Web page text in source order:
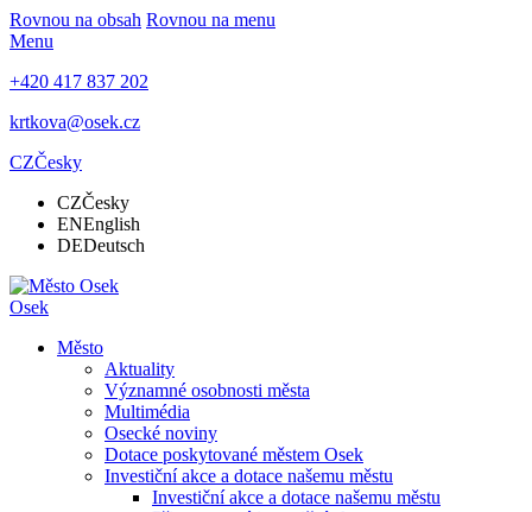
Rovnou na obsah Rovnou na menu
Menu
+420 417 837 202
krtkova@osek.cz
CZČesky
CZČesky
ENEnglish
DEDeutsch
Osek
Město
Aktuality
Významné osobnosti města
Multimédia
Osecké noviny
Dotace poskytované městem Osek
Investiční akce a dotace našemu městu
Investiční akce a dotace našemu městu